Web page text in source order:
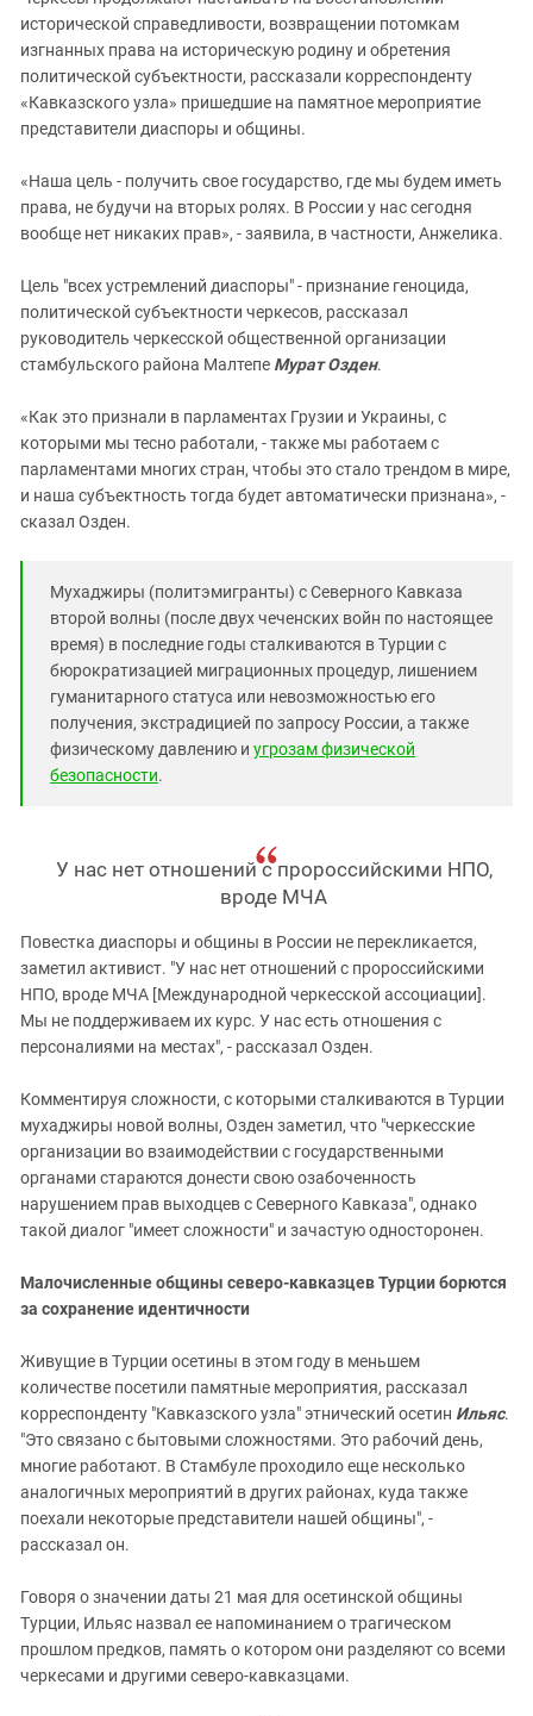
исторической справедливости, возвращении потомкам
изгнанных права на историческую родину и обретения
политической субъектности, рассказали корреспонденту
«Кавказского узла» пришедшие на памятное мероприятие
представители диаспоры и общины.
«Наша цель - получить свое государство, где мы будем иметь
права, не будучи на вторых ролях. В России у нас сегодня
вообще нет никаких прав», - заявила, в частности, Анжелика.
Цель "всех устремлений диаспоры" - признание геноцида,
политической субъектности черкесов, рассказал
руководитель черкесской общественной организации
стамбульского района Малтепе Мурат Озден.
«Как это признали в парламентах Грузии и Украины, с
которыми мы тесно работали, - также мы работаем с
парламентами многих стран, чтобы это стало трендом в мире,
и наша субъектность тогда будет автоматически признана», -
сказал Озден.
Мухаджиры (политэмигранты) с Северного Кавказа
второй волны (после двух чеченских войн по настоящее
время) в последние годы сталкиваются в Турции с
бюрократизацией миграционных процедур, лишением
гуманитарного статуса или невозможностью его
получения, экстрадицией по запросу России, а также
физическому давлению и угрозам физической
безопасности.
У нас нет отношений с пророссийскими НПО,
вроде МЧА
Повестка диаспоры и общины в России не перекликается,
заметил активист. "У нас нет отношений с пророссийскими
НПО, вроде МЧА [Международной черкесской ассоциации].
Мы не поддерживаем их курс. У нас есть отношения с
персоналиями на местах", - рассказал Озден.
Комментируя сложности, с которыми сталкиваются в Турции
мухаджиры новой волны, Озден заметил, что "черкесские
организации во взаимодействии с государственными
органами стараются донести свою озабоченность
нарушением прав выходцев с Северного Кавказа", однако
такой диалог "имеет сложности" и зачастую односторонен.
Малочисленные общины северо-кавказцев Турции борются
за сохранение идентичности
Живущие в Турции осетины в этом году в меньшем
количестве посетили памятные мероприятия, рассказал
корреспонденту "Кавказского узла" этнический осетин Ильяс.
"Это связано с бытовыми сложностями. Это рабочий день,
многие работают. В Стамбуле проходило еще несколько
аналогичных мероприятий в других районах, куда также
поехали некоторые представители нашей общины", -
рассказал он.
Говоря о значении даты 21 мая для осетинской общины
Турции, Ильяс назвал ее напоминанием о трагическом
прошлом предков, память о котором они разделяют со всеми
черкесами и другими северо-кавказцами.